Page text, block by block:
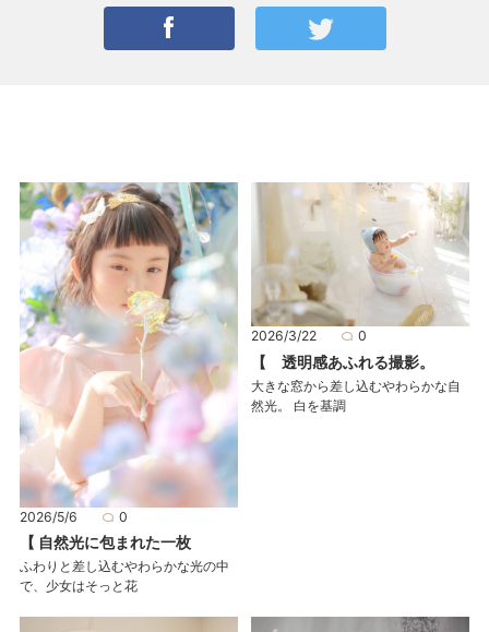
2026/5/6 0
【 自然光に包まれた一枚
ふわりと差し込むやわらかな光の中
で、少女はそっと花
2026/3/22 0
【 透明感あふれる撮影。
大きな窓から差し込むやわらかな自
然光。 白を基調